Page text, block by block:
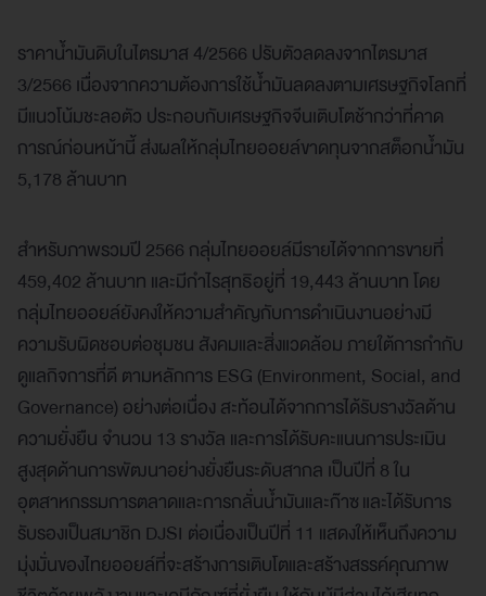
ราคาน้ำมันดิบในไตรมาส 4/2566 ปรับตัวลดลงจากไตรมาส
3/2566 เนื่องจากความต้องการใช้น้ำมันลดลงตามเศรษฐกิจโลกที่
มีแนวโน้มชะลอตัว ประกอบกับเศรษฐกิจจีนเติบโตช้ากว่าที่คาด
การณ์ก่อนหน้านี้ ส่งผลให้กลุ่มไทยออยล์ขาดทุนจากสต็อกน้ำมัน
5,178 ล้านบาท
สำหรับภาพรวมปี 2566 กลุ่มไทยออยล์มีรายได้จากการขายที่
459,402 ล้านบาท และมีกำไรสุทธิอยู่ที่ 19,443 ล้านบาท โดย
กลุ่มไทยออยล์ยังคงให้ความสำคัญกับการดำเนินงานอย่างมี
ความรับผิดชอบต่อชุมชน สังคมและสิ่งแวดล้อม ภายใต้การกำกับ
ดูแลกิจการที่ดี ตามหลักการ ESG (Environment, Social, and
Governance) อย่างต่อเนื่อง สะท้อนได้จากการได้รับรางวัลด้าน
ความยั่งยืน จำนวน 13 รางวัล และการได้รับคะแนนการประเมิน
สูงสุดด้านการพัฒนาอย่างยั่งยืนระดับสากล เป็นปีที่ 8 ใน
อุตสาหกรรมการตลาดและการกลั่นน้ำมันและก๊าซ และได้รับการ
รับรองเป็นสมาชิก DJSI ต่อเนื่องเป็นปีที่ 11 แสดงให้เห็นถึงความ
มุ่งมั่นของไทยออยล์ที่จะสร้างการเติบโตและสร้างสรรค์คุณภาพ